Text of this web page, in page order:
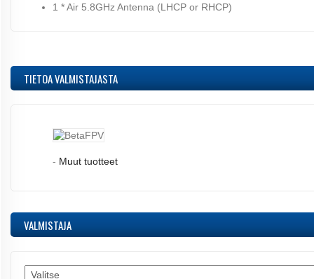
1 * Air 5.8GHz Antenna (LHCP or RHCP)
TIETOA VALMISTAJASTA
- Muut tuotteet
VALMISTAJA